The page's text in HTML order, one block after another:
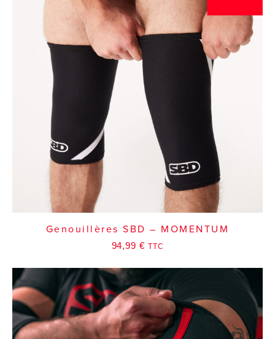
Genouillères SBD – MOMENTUM
94,99 € TTC